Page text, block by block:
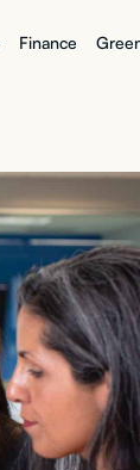
Finance